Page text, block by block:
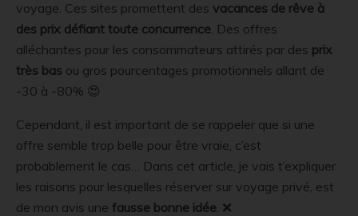
voyage. Ces sites promettent des vacances de rêve à
des prix défiant toute concurrence. Des offres
alléchantes pour les consommateurs attirés par des prix
très bas ou gros pourcentages promotionnels allant de
-30 à -80% 😍
Cependant, il est important de se rappeler que si une
offre semble trop belle pour être vraie, c’est
probablement le cas… Dans cet article, je vais t’expliquer
les raisons pour lesquelles réserver sur voyage privé, est
de mon avis une fausse bonne idée. ❌